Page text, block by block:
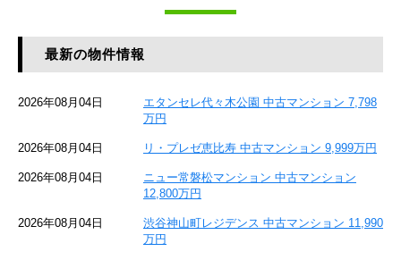
最新の物件情報
2026年08月04日
エタンセレ代々木公園 中古マンション 7,798
万円
2026年08月04日 リ・プレゼ恵比寿 中古マンション 9,999万円
2026年08月04日
ニュー常磐松マンション 中古マンション
12,800万円
2026年08月04日
渋谷神山町レジデンス 中古マンション 11,990
万円